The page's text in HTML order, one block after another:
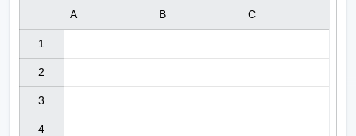
1
2
3
4
A B C